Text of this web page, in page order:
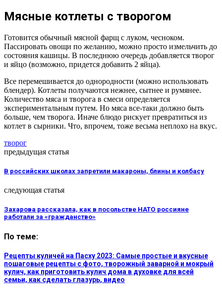
Мясные котлеты с творогом
Готовится обычный мясной фарщ с луком, чесноком.
Пассировать овощи по желанию, можно просто измельчить до
состояния кашицы. В последнюю очередь добавляется творог
и яйцо (возможно, придется добавить 2 яйца).
Все перемешивается до однородности (можно использовать
блендер). Котлеты получаются нежнее, сытнее и румянее.
Количество мяса и творога в смеси определяется
экспериментальным путем. Но мяса все-таки должно быть
больше, чем творога. Иначе блюдо рискует превратиться из
котлет в сырники. Что, впрочем, тоже весьма неплохо на вкус.
творог
предыдущая статья
В российских школах запретили макароны, блины и колбасу
следующая статья
Захарова рассказала, как в посольстве НАТО россияне
работали за «гражданство»
По теме:
Рецепты куличей на Пасху 2023: Самые простые и вкусные
пошаговые рецепты с фото, творожный заварной и мокрый
кулич, как приготовить кулич дома в духовке для всей
семьи, как сделать глазурь, видео